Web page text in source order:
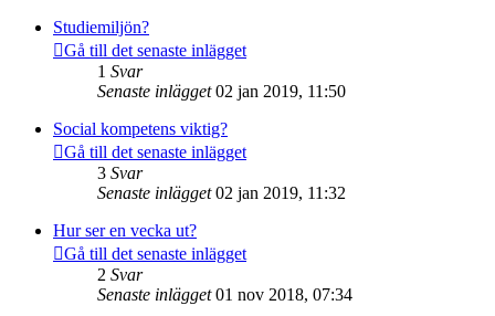
Studiemiljön?
Gå till det senaste inlägget
1 Svar
Senaste inlägget 02 jan 2019, 11:50
Social kompetens viktig?
Gå till det senaste inlägget
3 Svar
Senaste inlägget 02 jan 2019, 11:32
Hur ser en vecka ut?
Gå till det senaste inlägget
2 Svar
Senaste inlägget 01 nov 2018, 07:34